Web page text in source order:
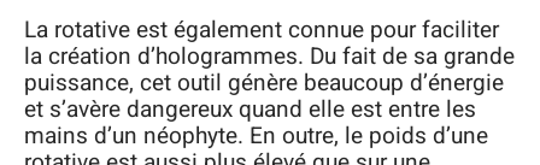
La rotative est également connue pour faciliter
la création d’hologrammes. Du fait de sa grande
puissance, cet outil génère beaucoup d’énergie
et s’avère dangereux quand elle est entre les
mains d’un néophyte. En outre, le poids d’une